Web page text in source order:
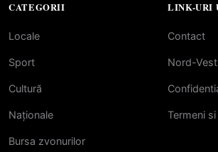
CATEGORII
Locale
Sport
Cultură
Naționale
Bursa zvonurilor
LINK-URI
Contact
Nord-
Termeni